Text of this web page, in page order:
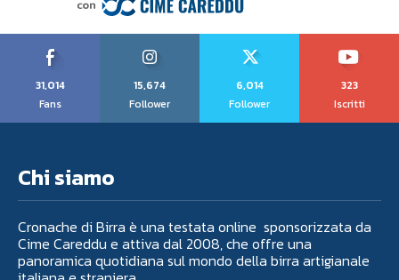
31,014
Fans
15,674
Follower
6,014
Follower
323
Iscritti
Chi siamo
Cronache di Birra è una testata online sponsorizzata da
Cime Careddu e attiva dal 2008, che offre una
panoramica quotidiana sul mondo della birra artigianale